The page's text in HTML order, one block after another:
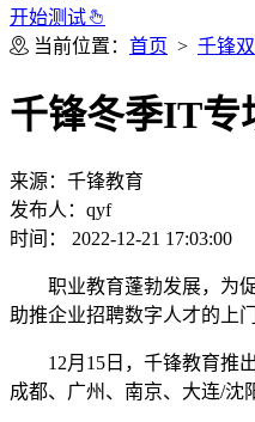
开始测试
当前位置： 首页 > 千锋
千锋冬季IT专
来源：千锋教育
发布人：qyf
时间： 2022-12-21 17:03:00
职业教育蓬勃发展，为促
助推企业招聘数字人才的上
12月15日，千锋教育推出
成都、广州、南京、大连/沈